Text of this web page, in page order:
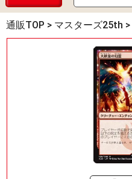
通販TOP > マスターズ25th >